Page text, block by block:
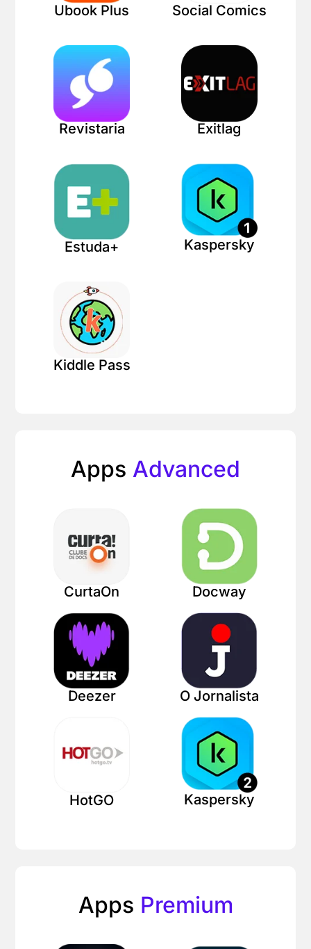
Ubook Plus Social Comics
Revistaria Exitlag
Estuda+ Kaspersky
Kiddle Pass
Apps Advanced
CurtaOn Docway
Deezer O Jornalista
HotGO Kaspersky
Apps Premium